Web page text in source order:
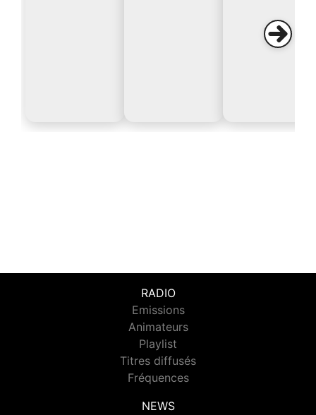
RADIO
Emissions
Animateurs
Playlist
Titres diffusés
Fréquences
NEWS